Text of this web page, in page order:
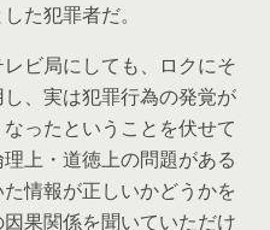
た犯罪者だ。
ビ局にしても、ロクにそ
、実は犯罪行為の発覚が
ったということを伏せて
上・道徳上の問題がある
情報が正しいかどうかを
果関係を聞いていただけ